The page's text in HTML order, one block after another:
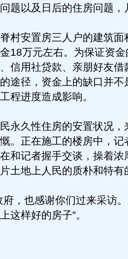
题以及日后的住房问题，
安置房三人户的建筑面
18万元左右。为保证资
信用社贷款、亲朋好友借
途径，资金上的缺口并不
程进度造成影响。
久性住房的安置状况，
。正在施工的楼房中，记
和记者握手交谈，操着浓
土地上人民的质朴和特有
，也感谢你们过来采访。
这样好的房子”。